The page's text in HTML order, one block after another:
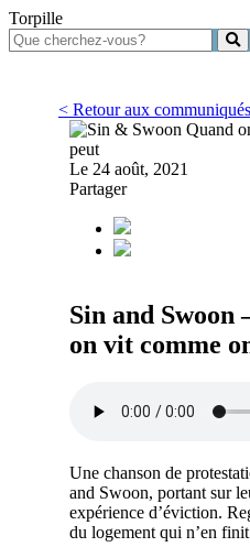
Torpille
< Retour aux communiqués
Le 24 août, 2021
Partager
Sin and Swoon
on vit comme
Une chanson de
and Swoon, portant sur
expérience d’éviction.
du logement qui n’en